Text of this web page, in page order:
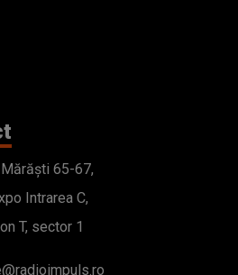
Mărăști 65-67,
Intrarea C,
T, sector 1